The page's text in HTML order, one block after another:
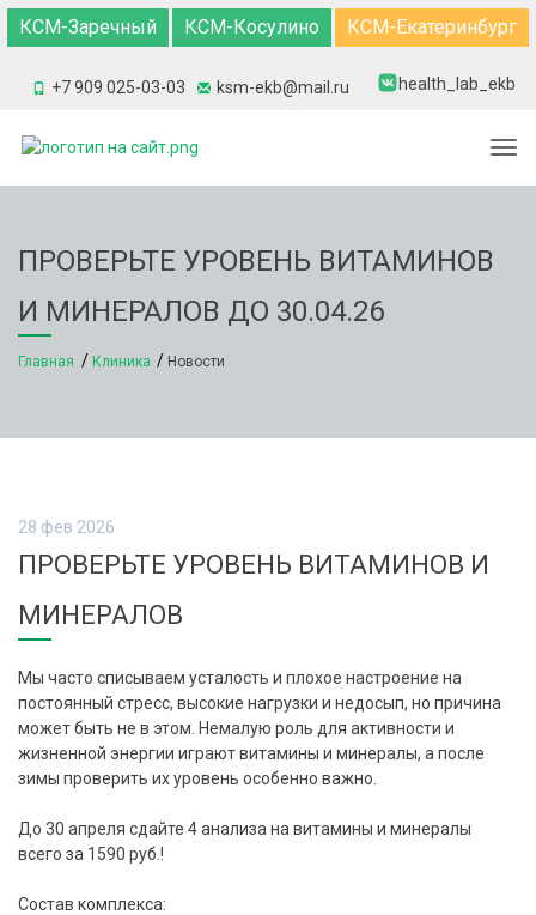
КСМ-Заречный КСМ-Косулино КСМ-Екатеринбург
+7 909 025-03-03 ksm-ekb@mail.ru health_lab_ekb
ПРОВЕРЬТЕ УРОВЕНЬ ВИТАМИНОВ
И МИНЕРАЛОВ ДО 30.04.26
Главная Клиника Новости
28 фев 2026
ПРОВЕРЬТЕ УРОВЕНЬ ВИТАМИНОВ И
МИНЕРАЛОВ
Мы часто списываем усталость и плохое настроение на
постоянный стресс, высокие нагрузки и недосып, но причина
может быть не в этом. Немалую роль для активности и
жизненной энергии играют витамины и минералы, а после
зимы проверить их уровень особенно важно.
До 30 апреля сдайте 4 анализа на витамины и минералы
всего за 1590 руб.!
Состав комплекса: